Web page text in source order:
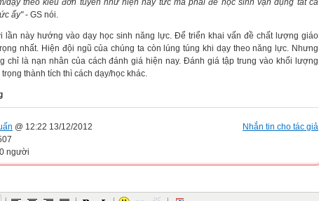
dạy theo kiểu đơn tuyến như hiện nay tức mà phải để học sinh vận dụng tất cả
ấy"- GS nói.
lần này hướng vào dạy học sinh năng lực. Để triển khai vấn đề chất lượng giáo
nhất. Hiện đội ngũ của chúng ta còn lúng túng khi dạy theo năng lực. Nhưng
chỉ là nạn nhân của cách đánh giá hiện nay. Đánh giá tập trung vào khối lượng
trọng thành tích thì cách dạy/học khác.
Nhắn tin cho tác giả
@ 12:22 13/12/2012
người